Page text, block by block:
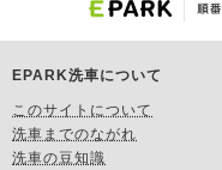
EPARK洗車について
このサイトについて
洗車までのながれ
洗車の豆知識